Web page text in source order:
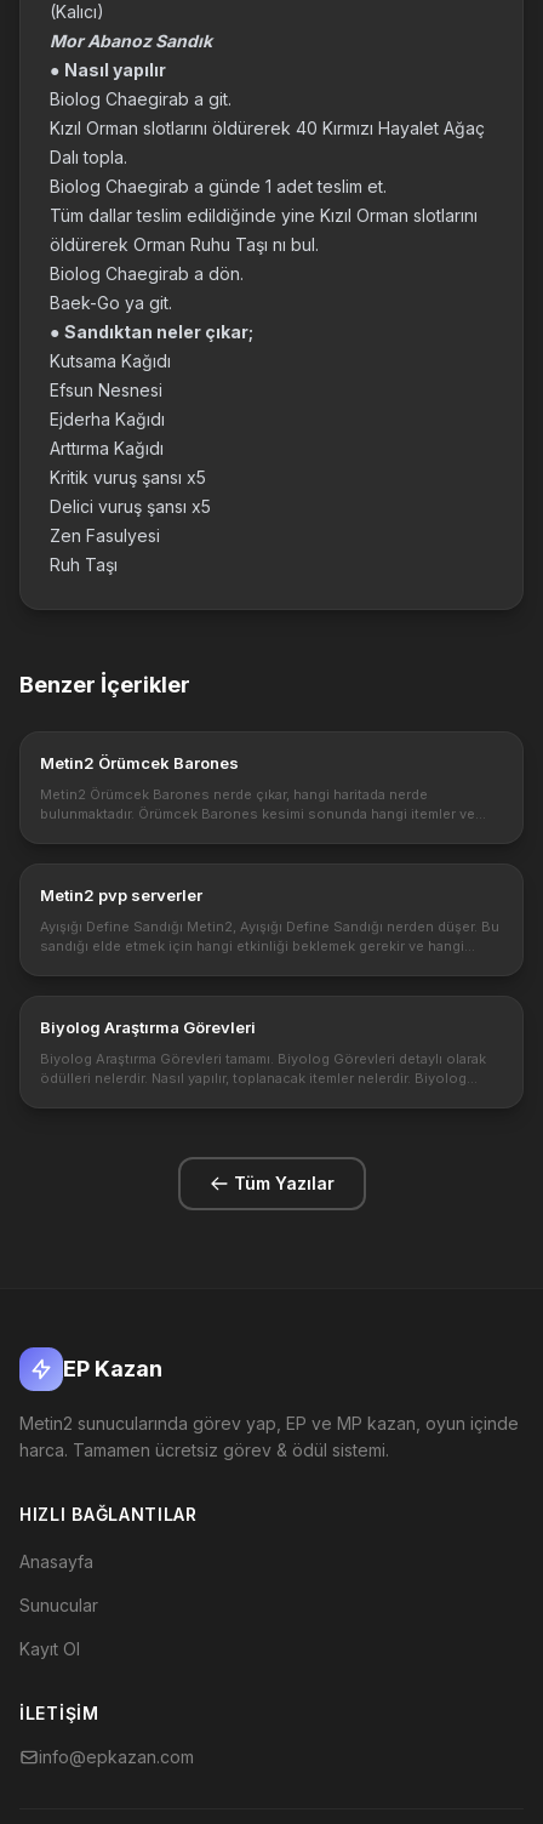
(Kalıcı)
Mor Abanoz Sandık
● Nasıl yapılır
Biolog Chaegirab a git.
Kızıl Orman slotlarını öldürerek 40 Kırmızı Hayalet Ağaç
Dalı topla.
Biolog Chaegirab a günde 1 adet teslim et.
Tüm dallar teslim edildiğinde yine Kızıl Orman slotlarını
öldürerek Orman Ruhu Taşı nı bul.
Biolog Chaegirab a dön.
Baek-Go ya git.
● Sandıktan neler çıkar;
Kutsama Kağıdı
Efsun Nesnesi
Ejderha Kağıdı
Arttırma Kağıdı
Kritik vuruş şansı x5
Delici vuruş şansı x5
Zen Fasulyesi
Ruh Taşı
Benzer İçerikler
Metin2 Örümcek Barones
Metin2 Örümcek Barones nerde çıkar, hangi haritada nerde
bulunmaktadır. Örümcek Barones kesimi sonunda hangi itemler ve
Metin2 pvp serverler
Ayışığı Define Sandığı Metin2, Ayışığı Define Sandığı nerden düşer. Bu
sandığı elde etmek için hangi etkinliği beklemek gerekir ve hangi
Biyolog Araştırma Görevleri
Biyolog Araştırma Görevleri tamamı. Biyolog Görevleri detaylı olarak
ödülleri nelerdir. Nasıl yapılır, toplanacak itemler nelerdir. Biyolog
Tüm Yazılar
EP Kazan
Metin2 sunucularında görev yap, EP ve MP kazan, oyun içinde
harca. Tamamen ücretsiz görev & ödül sistemi.
HIZLI BAĞLANTILAR
Anasayfa
Sunucular
Kayıt Ol
İLETIŞIM
info@epkazan.com